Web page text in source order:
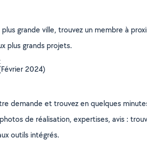
grande ville, trouvez un membre à
plus grands projets.
2024)
demande et trouvez en quelques
de réalisation, expertises, avis :
outils intégrés.